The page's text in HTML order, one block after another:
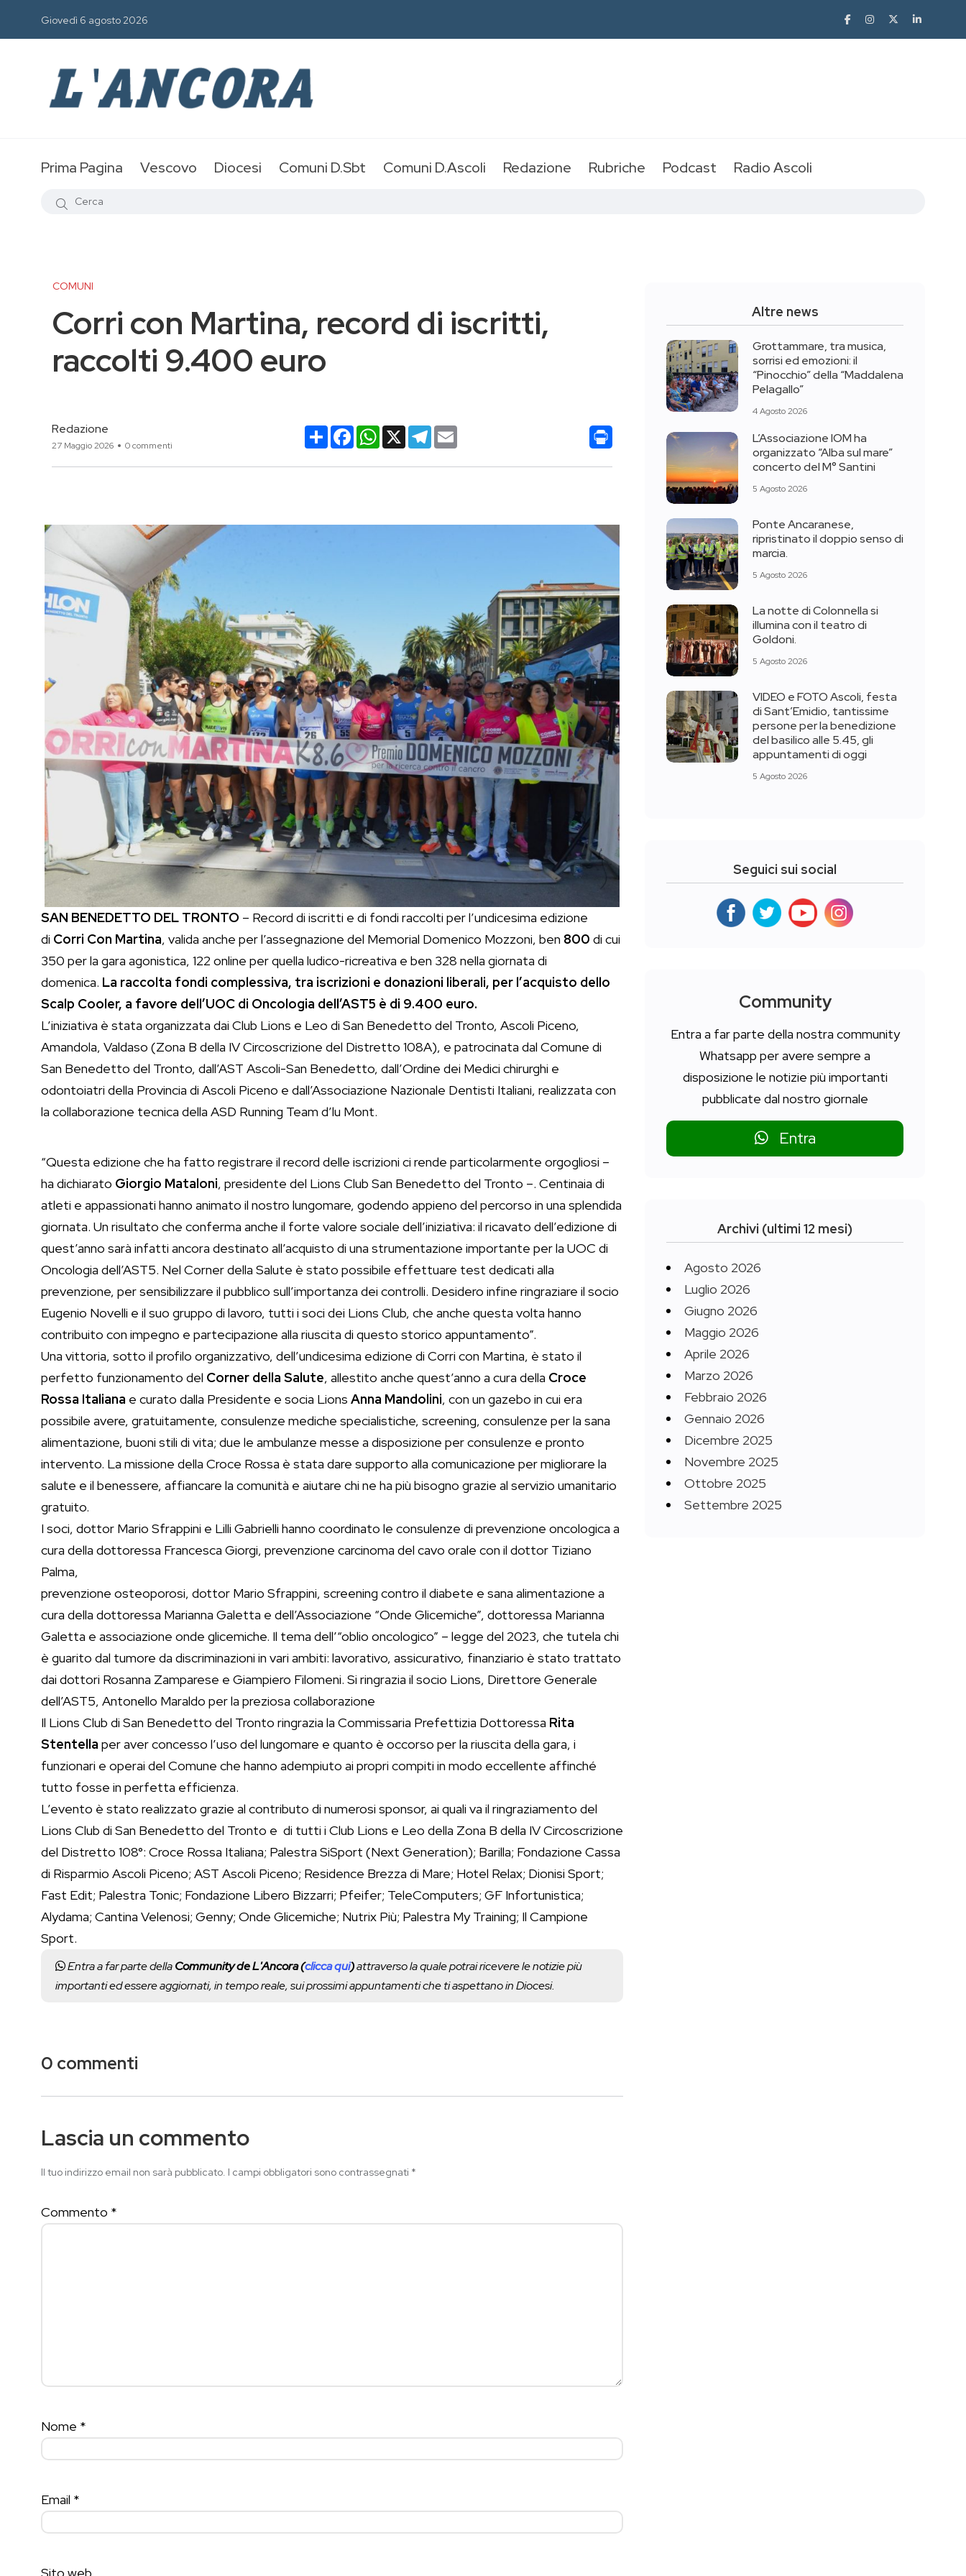
Giovedì 6 agosto 2026
Prima Pagina Vescovo Diocesi Comuni D.Sbt Comuni D.Ascoli Redazione Rubriche Podcast Radio Ascoli
COMUNI
Corri con Martina, record di iscritti,
raccolti 9.400 euro
Redazione
27 Maggio 2026 0 commenti
CondividiFacebookWhatsApp
X Telegram
SAN BENEDETTO DEL TRONTO – Record di iscritti e di fondi raccolti per l’undicesima edizione
di Corri Con Martina, valida anche per l’assegnazione del Memorial Domenico Mozzoni, ben 800 di cui
350 per la gara agonistica, 122 online per quella ludico-ricreativa e ben 328 nella giornata di
domenica. La raccolta fondi complessiva, tra iscrizioni e donazioni liberali, per l’acquisto dello
Scalp Cooler, a favore dell’UOC di Oncologia dell’AST5 è di 9.400 euro.
L’iniziativa è stata organizzata dai Club Lions e Leo di San Benedetto del Tronto, Ascoli Piceno,
Amandola, Valdaso (Zona B della IV Circoscrizione del Distretto 108A), e patrocinata dal Comune di
San Benedetto del Tronto, dall’AST Ascoli-San Benedetto, dall’Ordine dei Medici chirurghi e
odontoiatri della Provincia di Ascoli Piceno e dall’Associazione Nazionale Dentisti Italiani, realizzata con
la collaborazione tecnica della ASD Running Team d’lu Mont.
“Questa edizione che ha fatto registrare il record delle iscrizioni ci rende particolarmente orgogliosi –
ha dichiarato Giorgio Mataloni, presidente del Lions Club San Benedetto del Tronto –. Centinaia di
atleti e appassionati hanno animato il nostro lungomare, godendo appieno del percorso in una splendida
giornata. Un risultato che conferma anche il forte valore sociale dell’iniziativa: il ricavato dell’edizione di
quest’anno sarà infatti ancora destinato all’acquisto di una strumentazione importante per la UOC di
Oncologia dell’AST5. Nel Corner della Salute è stato possibile effettuare test dedicati alla
prevenzione, per sensibilizzare il pubblico sull’importanza dei controlli. Desidero infine ringraziare il socio
Eugenio Novelli e il suo gruppo di lavoro, tutti i soci dei Lions Club, che anche questa volta hanno
contribuito con impegno e partecipazione alla riuscita di questo storico appuntamento”.
Una vittoria, sotto il profilo organizzativo, dell’undicesima edizione di Corri con Martina, è stato il
perfetto funzionamento del Corner della Salute, allestito anche quest’anno a cura della Croce
Rossa Italiana e curato dalla Presidente e socia Lions Anna Mandolini, con un gazebo in cui era
possibile avere, gratuitamente, consulenze mediche specialistiche, screening, consulenze per la sana
alimentazione, buoni stili di vita; due le ambulanze messe a disposizione per consulenze e pronto
intervento. La missione della Croce Rossa è stata dare supporto alla comunicazione per migliorare la
salute e il benessere, affiancare la comunità e aiutare chi ne ha più bisogno grazie al servizio umanitario
gratuito.
I soci, dottor Mario Sfrappini e Lilli Gabrielli hanno coordinato le consulenze di prevenzione oncologica a
cura della dottoressa Francesca Giorgi, prevenzione carcinoma del cavo orale con il dottor Tiziano
Palma,
prevenzione osteoporosi, dottor Mario Sfrappini, screening contro il diabete e sana alimentazione a
cura della dottoressa Marianna Galetta e dell’Associazione “Onde Glicemiche”, dottoressa Marianna
Galetta e associazione onde glicemiche. Il tema dell’“oblio oncologico” – legge del 2023, che tutela chi
è guarito dal tumore da discriminazioni in vari ambiti: lavorativo, assicurativo, finanziario è stato trattato
dai dottori Rosanna Zamparese e Giampiero Filomeni. Si ringrazia il socio Lions, Direttore Generale
dell’AST5, Antonello Maraldo per la preziosa collaborazione
Il Lions Club di San Benedetto del Tronto ringrazia la Commissaria Prefettizia Dottoressa Rita
Stentella per aver concesso l’uso del lungomare e quanto è occorso per la riuscita della gara, i
funzionari e operai del Comune che hanno adempiuto ai propri compiti in modo eccellente affinché
tutto fosse in perfetta efficienza.
L’evento è stato realizzato grazie al contributo di numerosi sponsor, ai quali va il ringraziamento del
Lions Club di San Benedetto del Tronto e di tutti i Club Lions e Leo della Zona B della IV Circoscrizione
del Distretto 108°: ⁠Croce Rossa Italiana; Palestra SiSport (Next Generation); Barilla; Fondazione Cassa
di Risparmio Ascoli Piceno; AST Ascoli Piceno; Residence Brezza di Mare; Hotel Relax; Dionisi Sport;
Fast Edit; Palestra Tonic; Fondazione Libero Bizzarri; Pfeifer; TeleComputers; GF Infortunistica;
Alydama; Cantina Velenosi; Genny; Onde Glicemiche; Nutrix Più; Palestra My Training; Il Campione
Sport.
Entra a far parte dellaCommunity de L'Ancora (clicca qui)attraverso la quale potrai ricevere le notizie più
importanti ed essere aggiornati, in tempo reale, sui prossimi appuntamenti che ti aspettano in Diocesi.
0 commenti
Lascia un commento
Il tuo indirizzo email non sarà pubblicato. I campi obbligatori sono contrassegnati *
Commento *
Nome *
Email *
Altre news
Grottammare, tra musica,
sorrisi ed emozioni: il
“Pinocchio” della “Maddalena
Pelagallo”
4 Agosto 2026
L’Associazione IOM ha
organizzato “Alba sul mare”
concerto del M° Santini
5 Agosto 2026
Ponte Ancaranese,
ripristinato il doppio senso di
marcia.
5 Agosto 2026
La notte di Colonnella si
illumina con il teatro di
Goldoni.
5 Agosto 2026
VIDEO e FOTO Ascoli, festa
di Sant’Emidio, tantissime
persone per la benedizione
del basilico alle 5.45, gli
appuntamenti di oggi
5 Agosto 2026
Seguici sui social
Community
Entra a far parte della nostra community
Whatsapp per avere sempre a
disposizione le notizie più importanti
pubblicate dal nostro giornale
Entra
Archivi (ultimi 12 mesi)
Agosto 2026
Luglio 2026
Giugno 2026
Maggio 2026
Aprile 2026
Marzo 2026
Febbraio 2026
Gennaio 2026
Dicembre 2025
Novembre 2025
Ottobre 2025
Settembre 2025